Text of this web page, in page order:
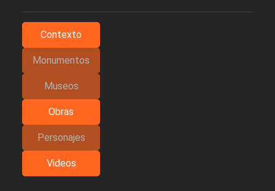
Contexto
Monumentos
Museos
Obras
Personajes
Videos